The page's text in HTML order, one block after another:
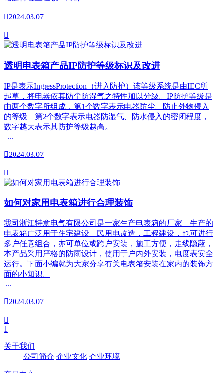
2024.03.07

透明电表箱产品IP防护等级标识及改进
IP是表示IngressProtection（进入防护）该等级系统是由IEC所
起草，将电器依其防尘防湿气之特性加以分级。IP防护等级是
由两个数字所组成，第1个数字表示电器防尘、防止外物侵入
的等级，第2个数字表示电器防湿气、防水侵入的密闭程度，
数字越大表示其防护等级越高。
...
2024.03.07

如何对家用电表箱进行合理装饰
我司浙江特意电气有限公司是一家生产电表箱的厂家，生产的
电表箱广泛用于住宅建设，民用电改造，工程建设，也可进行
多户任意组合，亦可单位或跨户安装，施工方便，走线隐蔽，
本产品采用严格的防雨设计，使用于户内外安装，电度表安全
运行。下面小编就为大家分享有关电表箱安装在家内的装饰方
面的小知识。
...
2024.03.07

1
关于我们
公司简介 企业文化 企业环境